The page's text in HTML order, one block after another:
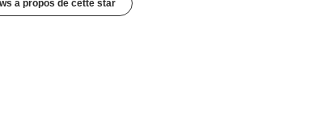
à propos de cette star